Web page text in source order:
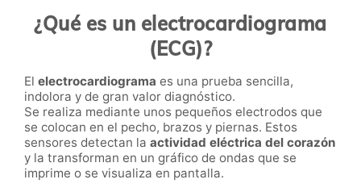
¿Qué es un electrocardiograma
(ECG)?
El electrocardiograma es una prueba sencilla,
indolora y de gran valor diagnóstico.
Se realiza mediante unos pequeños electrodos que
se colocan en el pecho, brazos y piernas. Estos
sensores detectan la actividad eléctrica del corazón
y la transforman en un gráfico de ondas que se
imprime o se visualiza en pantalla.